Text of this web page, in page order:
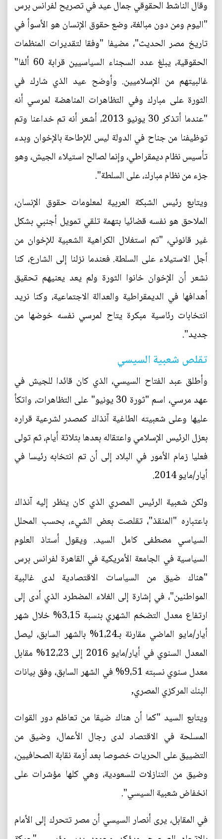
وقال الناشط الحقوقي جمال عيد في تصريح لفرانس برس
"اليوم ومن دون مبالغة، وضع حقوق الإنسان هو الأسوأ في
تاريخ مصر الحديث"، مضيفا "وفقا لتقديرات المنظمات
الحقوقية، يبلغ عدد السجناء السياسيين قرابة 60 ألفا"
غالبيتهم من الإسلاميين. وأوضح عيد الذي شارك في
الثورة على مبارك وفي التظاهرات المناهضة لمرسي أنه
"عندما أتذكر 30 يونيو 2013، أشعر أنه تم خداعنا وتم
توظيفنا من جناح في الدولة ليس للإطاحة بالإخوان وبدء
تأسيس نظام ديمقراطي، وإنما لصالح استيلاء الجيش، وهو
جزء من نظام مبارك، على السلطة".
ويتابع رئيس الشبكة العربية لمعلومات حقوق الإنسان،
الملاحق هو نفسه قضائيا بتهمة تلقي تمويل أجنبي بشكل
غير قانوني، "تم استغلال الكراهية الشعبية للإخوان من
أجل الاستيلاء على السلطة. فعندما نزلنا إلى الشارع، كنا
نشعر أن الإخوان خانوا الثورة ولم يعد يعنيهم تحقيق
أهدافها في الديمقراطية والعدالة الاجتماعية، وكنا نريد
انتخابات رئاسية مبكرة يتاح لمرسي نفسه خوضها من
جديد".
تقلص شعبية السيسي
وأطلق عبد الفتاح السيسي، الذي كان قائدا للجيش في
عهد مرسي، اسم "ثورة 30 يونيو" على التظاهرات، واتكأ
عليها وعلى شعبيته الطاغية آنذاك كمصدر لشرعية قراره
بعزل الرئيس الإسلامي واعتقاله بعدها بثلاثة أيام، ثم تولى
فعليا زمام الأمور في البلاد إلى أن تم انتخابه رئيسا في
أيار/مايو 2014.
ولكن شعبية الرئيس المصري الذي كان ينظر إليه آنذاك
باعتباره "المنقذ"، تقلصت بعض الشيء، بحسب المحلل
السياسي مصطفى كامل السيد. ويقول أستاذ العلوم
السياسية في الجامعة الأمريكية في القاهرة لفرانس برس
"هناك ضيق من السياسات الاقتصادية لدى غالبية
المواطنين"، في إشارة إلى الغلاء المضطرد الذي أدى إلى
ارتفاع معدل التضخم الشهري بنسبة 3،15% خلال شهر
أيار/مايو الماضي مقارنة بـ1،24% بالشهر السابق، ليصل
المعدل السنوي في أيار/مايو 2016 إلى 12،23% مقابل
معدل سنوي نسبته 9،51% في الشهر السابق، وفق بيانات
البنك المركزي المصري,
ويتابع السيد "كما أن هناك ضيقا من تعاظم دور القوات
المسلحة في الاقتصاد لدى رجال الأعمال، وضيق من
التضييق على الحريات خصوصا بعد أزمة نقابة الصحافيين،
وضيق من التنازلات للسعودية، وهي كلها مؤشرات على
انخفاض شعبية السيسي".
في المقابل، يرى أنصار السيسي أن مصر تتحرك إلى الأمام